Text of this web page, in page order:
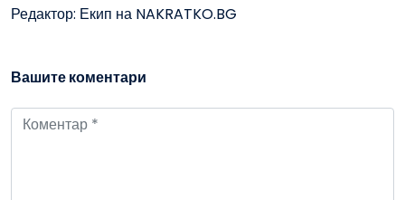
Редактор: Екип на NAKRATKO.BG
Вашите коментари